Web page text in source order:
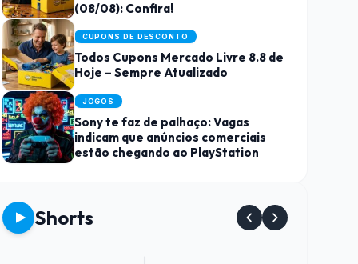
(08/08): Confira!
CUPONS DE DESCONTO
Todos Cupons Mercado Livre 8.8 de
Hoje – Sempre Atualizado
JOGOS
Sony te faz de palhaço: Vagas
indicam que anúncios comerciais
estão chegando ao PlayStation
Shorts